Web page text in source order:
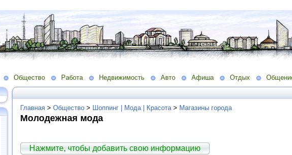
Общество Работа Недвижимость Авто Афиша Отдых
Главная > Общество > Шоппинг | Мода | Красота > Магазины города
Молодежная мода
Нажмите, чтобы добавить свою информацию